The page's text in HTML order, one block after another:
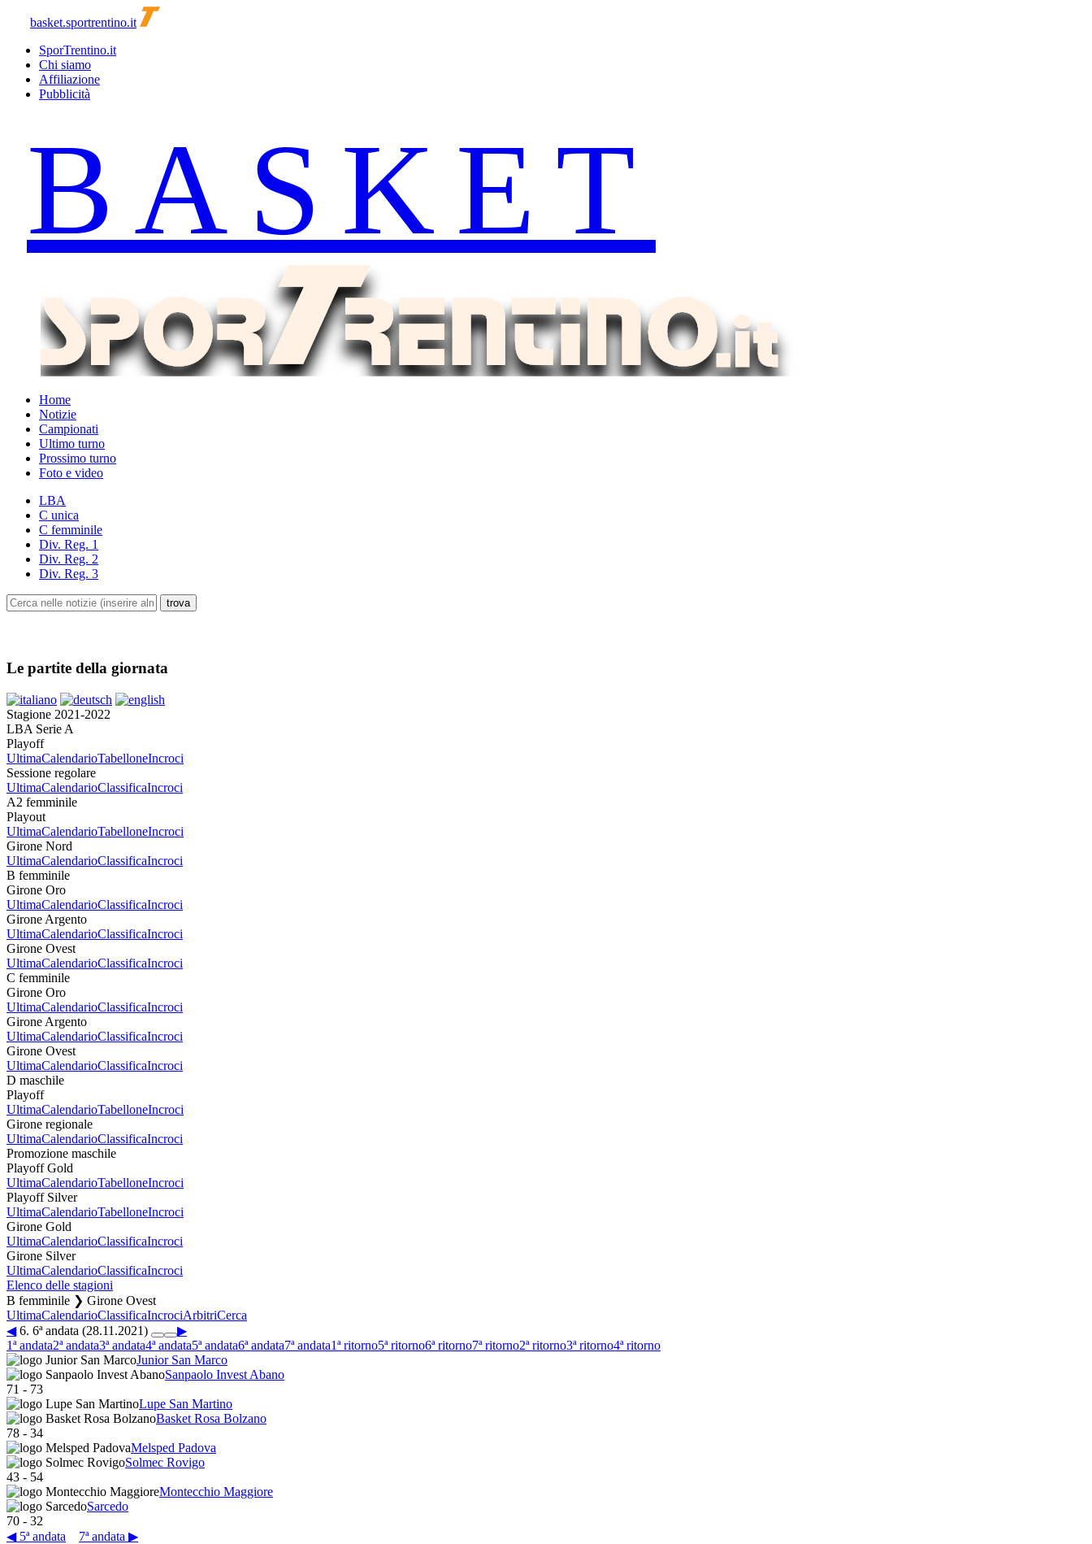
basket.sportrentino.it
SporTrentino.it
Chi siamo
Affiliazione
Pubblicità
Home
Notizie
Campionati
Ultimo turno
Prossimo turno
Foto e video
LBA
C unica
C femminile
Div. Reg. 1
Div. Reg. 2
Div. Reg. 3
Le partite della giornata
Stagione 2021-2022
LBA Serie A
Playoff
UltimaCalendarioTabelloneIncroci
Sessione regolare
UltimaCalendarioClassificaIncroci
A2 femminile
Playout
UltimaCalendarioTabelloneIncroci
Girone Nord
UltimaCalendarioClassificaIncroci
B femminile
Girone Oro
UltimaCalendarioClassificaIncroci
Girone Argento
UltimaCalendarioClassificaIncroci
Girone Ovest
UltimaCalendarioClassificaIncroci
C femminile
Girone Oro
UltimaCalendarioClassificaIncroci
Girone Argento
UltimaCalendarioClassificaIncroci
Girone Ovest
UltimaCalendarioClassificaIncroci
D maschile
Playoff
UltimaCalendarioTabelloneIncroci
Girone regionale
UltimaCalendarioClassificaIncroci
Promozione maschile
Playoff Gold
UltimaCalendarioTabelloneIncroci
Playoff Silver
UltimaCalendarioTabelloneIncroci
Girone Gold
UltimaCalendarioClassificaIncroci
Girone Silver
UltimaCalendarioClassificaIncroci
Elenco delle stagioni
B femminile ❯ Girone Ovest
UltimaCalendarioClassificaIncrociArbitriCerca
◀6. 6ª andata (28.11.2021)
▶
1ª andata2ª andata3ª andata4ª andata5ª andata6ª andata7ª andata1ª ritorno5ª ritorno6ª ritorno7ª ritorno2ª ritorno3ª ritorno4ª ritorno
Junior San Marco
Sanpaolo Invest Abano
71 - 73
Lupe San Martino
Basket Rosa Bolzano
78 - 34
Melsped Padova
Solmec Rovigo
43 - 54
Montecchio Maggiore
Sarcedo
70 - 32
◀ 5ª andata
7ª andata ▶